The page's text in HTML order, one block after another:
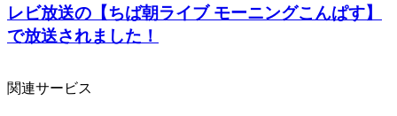
レビ放送の【ちば朝ライブ モーニングこんぱす】
で放送されました！
関連サービス